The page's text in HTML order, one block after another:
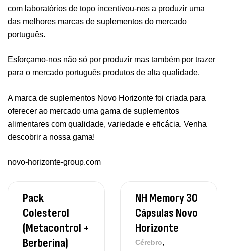
com laboratórios de topo incentivou-nos a produzir uma
das melhores marcas de suplementos do mercado
português.
Esforçamo-nos não só por produzir mas também por trazer
para o mercado português produtos de alta qualidade.
A marca de suplementos Novo Horizonte foi criada para
oferecer ao mercado uma gama de suplementos
alimentares com qualidade, variedade e eficácia. Venha
descobrir a nossa gama!
novo-horizonte-group.com
Pack
Colesterol
(Metacontrol +
Berberina)
NH Memory 30
Cápsulas Novo
Horizonte
Cérebro,